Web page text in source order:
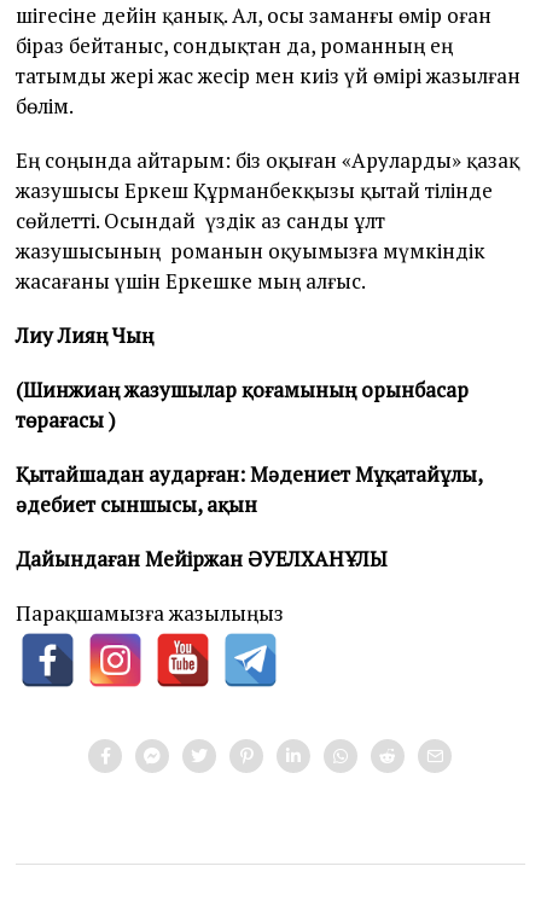
шігесіне дейін қанық. Ал, осы заманғы өмір оған
біраз бейтаныс, сондықтан да, романның ең
татымды жері жас жесір мен киіз үй өмірі жазылған
бөлім.
Ең соңында айтарым: біз оқыған «Аруларды» қазақ
жазушысы Еркеш Құрманбекқызы қытай тілінде
сөйлетті. Осындай үздік аз санды ұлт
жазушысының романын оқуымызға мүмкіндік
жасағаны үшін Еркешке мың алғыс.
Лиу Лияң Чың
(Шинжиаң жазушылар қоғамының орынбасар
төрағасы )
Қытайшадан аударған: Мәдениет Мұқатайұлы,
әдебиет сыншысы, ақын
Дайындаған Мейіржан ӘУЕЛХАНҰЛЫ
Парақшамызға жазылыңыз